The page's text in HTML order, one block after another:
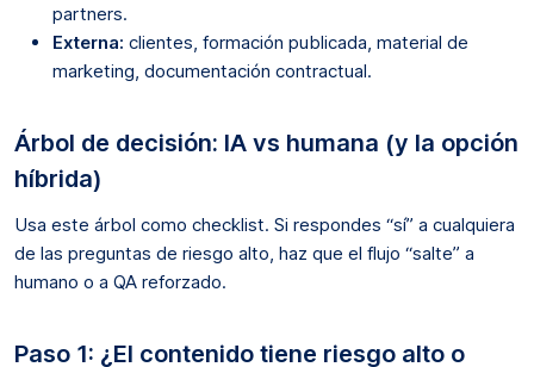
partners.
Externa: clientes, formación publicada, material de
marketing, documentación contractual.
Árbol de decisión: IA vs humana (y la opción
híbrida)
Usa este árbol como checklist. Si respondes “sí” a cualquiera
de las preguntas de riesgo alto, haz que el flujo “salte” a
humano o a QA reforzado.
Paso 1: ¿El contenido tiene riesgo alto o